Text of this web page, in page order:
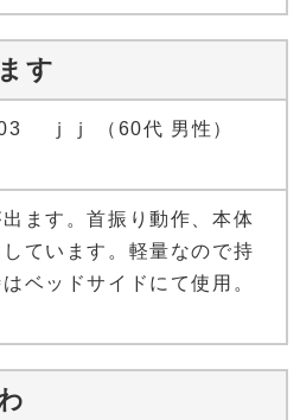
す
ｊｊ （60代 男性）
ます。首振り動作、本体
ています。軽量なので持
ベッドサイドにて使用。